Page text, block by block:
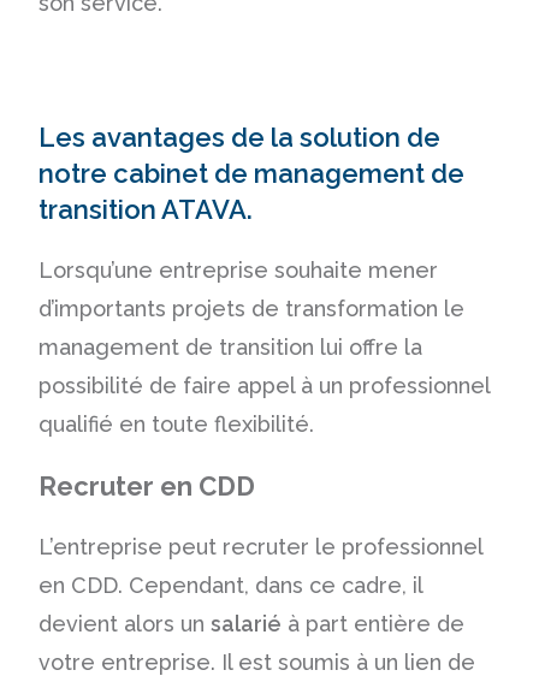
Les avantages de la solution de
notre cabinet de management de
transition ATAVA.
Lorsqu’une entreprise souhaite mener
d’importants projets de transformation le
management de transition lui offre la
possibilité de faire appel à un professionnel
qualifié en toute flexibilité.
Recruter en CDD
L’entreprise peut recruter le professionnel
en CDD. Cependant, dans ce cadre, il
devient alors unsalarié à part entière de
votre entreprise. Il est soumis à un lien de